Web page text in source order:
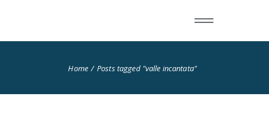
Home Posts tagged "valle incantata"